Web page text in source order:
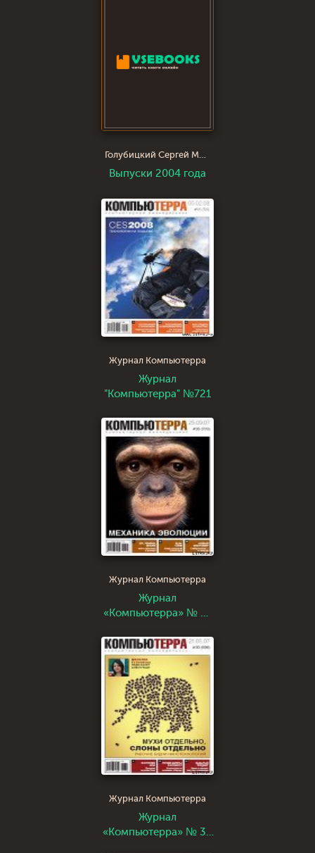
Голубицкий Сергей Михайлович
Выпуски 2004 года
Журнал Компьютерра
Журнал
"Компьютерра" №721
Журнал Компьютерра
Журнал
«Компьютерра» № 35
года
Журнал Компьютерра
Журнал
«Компьютерра» № 30